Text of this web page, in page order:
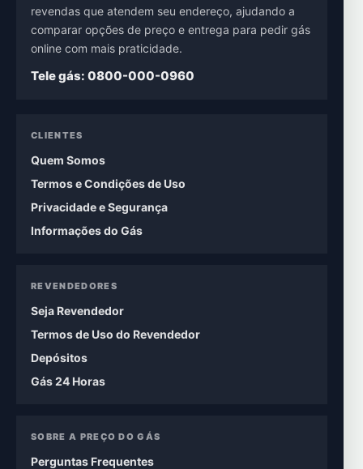
revendas que atendem seu endereço, ajudando a
comparar opções de preço e entrega para pedir gás
online com mais praticidade.
Tele gás: 0800-000-0960
CLIENTES
Quem Somos
Termos e Condições de Uso
Privacidade e Segurança
Informações do Gás
REVENDEDORES
Seja Revendedor
Termos de Uso do Revendedor
Depósitos
Gás 24 Horas
SOBRE A PREÇO DO GÁS
Perguntas Frequentes